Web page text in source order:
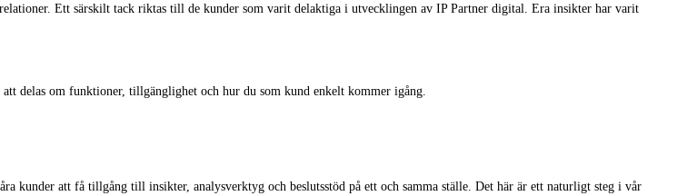
Ett särskilt tack riktas till de kunder som varit delaktiga i utvecklingen av IP Partner digital. Era insikter har varit
delas om funktioner, tillgänglighet och hur du som kund enkelt kommer igång.
att få tillgång till insikter, analysverktyg och beslutsstöd på ett och samma ställe. Det här är ett naturligt steg i vår